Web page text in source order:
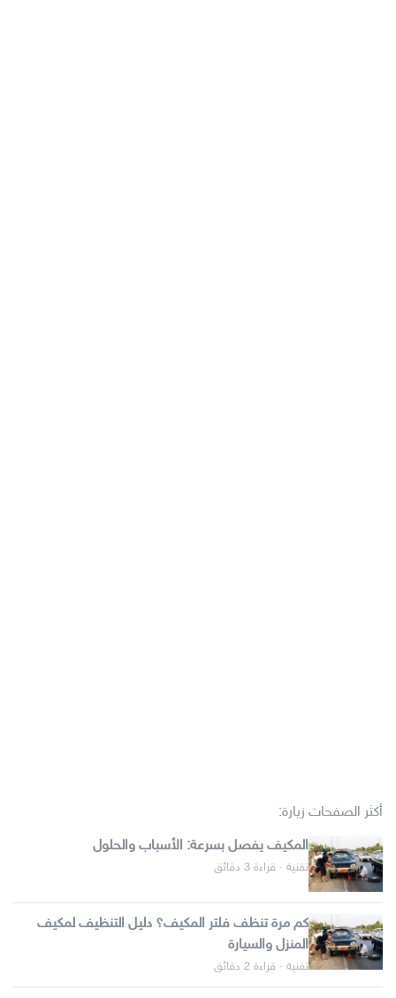
أكثر الصفحات زيارة:
المكيف يفصل بسرعة: الأسباب والحلول
تقنية · قراءة 3 دقائق
كم مرة تنظف فلتر المكيف؟ دليل التنظيف لمكيف
المنزل والسيارة
تقنية · قراءة 2 دقائق